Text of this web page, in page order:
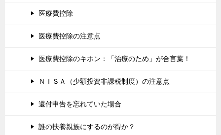
医療費控除
医療費控除の注意点
医療費控除のキホン：「治療のため」が合言葉！
ＮＩＳＡ（少額投資非課税制度）の注意点
還付申告を忘れていた場合
誰の扶養親族にするのが得か？